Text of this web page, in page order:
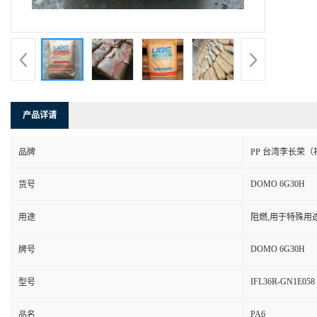
产品详请
品牌 PP 台湾李长荣（
货号 DOMO 6G30H
用途 阻燃,用于特殊用
牌号 DOMO 6G30H
型号 IFL36R-GN1E058
品名 PA6